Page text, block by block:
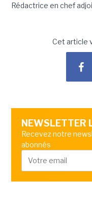
Rédactrice en chef
Cet article
NEWSLETTER
Recevez notre
abonnés